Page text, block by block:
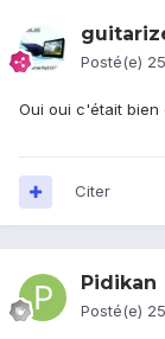
Posté(e)
Oui oui c'était bien
Citer
Pidikan
Posté(e)